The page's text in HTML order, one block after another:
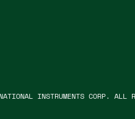
INSTRUMENTS CORP. ALL